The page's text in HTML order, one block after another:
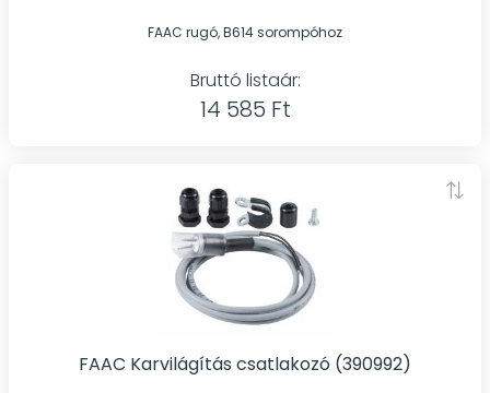
FAAC rugó, B614 sorompóhoz
Bruttó listaár:
14 585 Ft
FAAC Karvilágítás csatlakozó (390992)